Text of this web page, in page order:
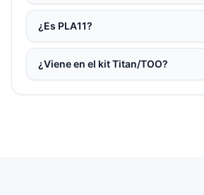
¿Es PLA11?
¿Viene en el kit Titan/TOO?